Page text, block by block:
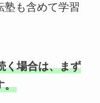
塾も含めて学習
く場合は、まず
。